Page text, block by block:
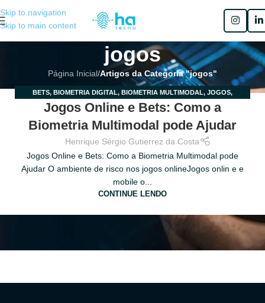
Skip to navigation
Skip to main content
jogos
Página Inicial/Artigos da Categoria "jogos"
24 BETS, BIOMETRIA DIGITAL, BIOMETRIA MULTIMODAL, JOGOS,
MULTIBIOMETRIA
Jogos Online e Bets: Como a
Biometria Multimodal pode Ajudar
Henrique Sérgio Gutierrez da Costa
Jogos Online e Bets: Como a Biometria Multimodal pode
Ajudar O ambiente de risco nos jogos onlineJogos onlin e e
mobile o...
CONTINUE LENDO